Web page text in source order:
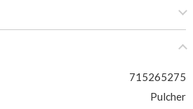
715265275
Pulcher